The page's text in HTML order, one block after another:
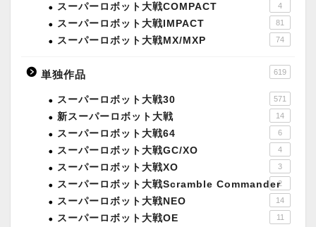
スーパーロボット大戦COMPACT 4
スーパーロボット大戦IMPACT 81
スーパーロボット大戦MX/MXP 74
単独作品 619
スーパーロボット大戦30 571
新スーパーロボット大戦 14
スーパーロボット大戦64 6
スーパーロボット大戦GC/XO 4
スーパーロボット大戦XO 3
スーパーロボット大戦Scramble Commander2
スーパーロボット大戦NEO 14
スーパーロボット大戦OE 11